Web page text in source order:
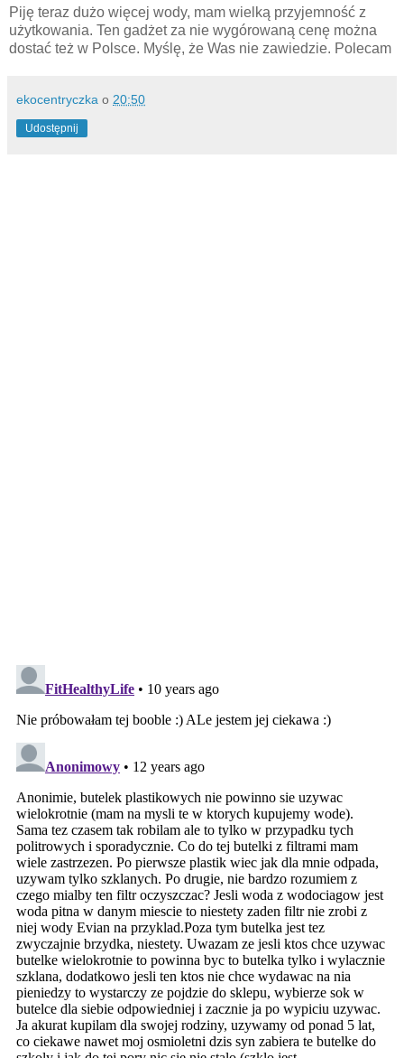
Piję teraz dużo więcej wody, mam wielką przyjemność z
użytkowania. Ten gadżet za nie wygórowaną cenę można
dostać też w Polsce. Myślę, że Was nie zawiedzie. Polecam
ekocentryczka o 20:50
Udostępnij